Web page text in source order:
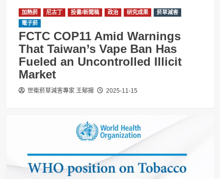
加熱菸 尼古丁 投書/新聞稿 政治 研究成果
菸草減害
電子菸
FCTC COP11 Amid Warnings
That Taiwan’s Vape Ban Has
Fueled an Uncontrolled Illicit
Market
世衛菸草減害專家 王郁揚 2025-11-15